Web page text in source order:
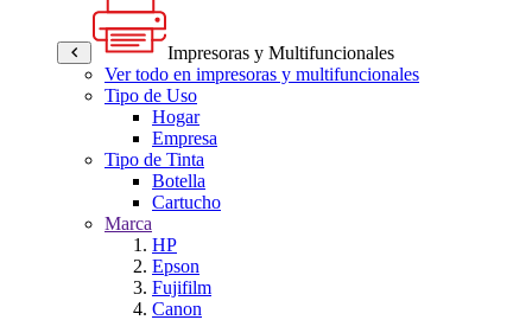
Impresoras y Multifuncionales
Ver todo en impresoras y multifuncionales
Tipo de Uso
Hogar
Empresa
Tipo de Tinta
Botella
Cartucho
Marca
HP
Epson
Fujifilm
Canon